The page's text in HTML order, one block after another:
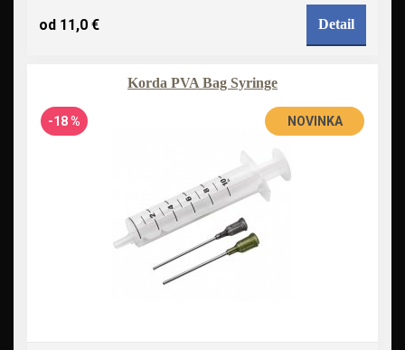
od 11,0 € Detail
Korda PVA Bag Syringe
-18 % NOVINKA